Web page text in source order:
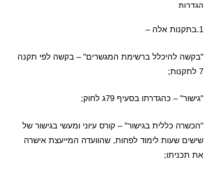
הגדרות
1.בתקנות אלה –
"בקשה להיכלל ברשימת המגשרים" – בקשה לפי תקנה
7 לתקנות;
"גישור" – כהגדרתו בסעיף 79ג לחוק;
"הכשרה כללית בגישור" – קורס עיוני ומעשי בגישור של
שישים שעות לימוד לפחות, שהוועדה המייעצת אישרה
את תכניתו;